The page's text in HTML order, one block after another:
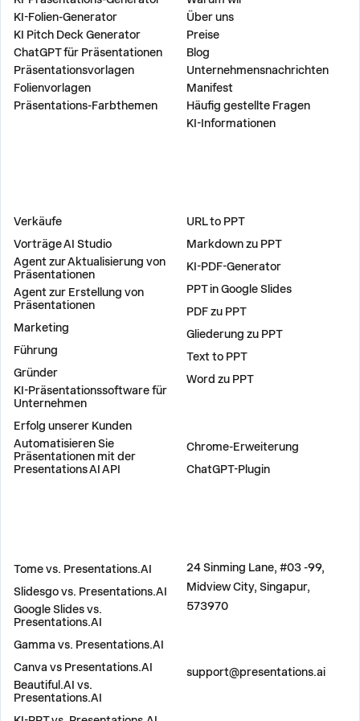
KI-Folien-Generator
KI Pitch Deck Generator
ChatGPT für Präsentationen
Präsentationsvorlagen
Folienvorlagen
Präsentations-Farbthemen
Über uns
Preise
Blog
Unternehmensnachrichten
Manifest
Häufig gestellte Fragen
KI-Informationen
Verkäufe
Vorträge AI Studio
Agent zur Aktualisierung von
Präsentationen
Agent zur Erstellung von
Präsentationen
Marketing
Führung
Gründer
KI-Präsentationssoftware für
Unternehmen
Erfolg unserer Kunden
Automatisieren Sie
Präsentationen mit der
Presentations AI API
URL to PPT
Markdown zu PPT
KI-PDF-Generator
PPT in Google Slides
PDF zu PPT
Gliederung zu PPT
Text to PPT
Word zu PPT
Chrome-Erweiterung
ChatGPT-Plugin
Tome vs. Presentations.AI
Slidesgo vs. Presentations.AI
Google Slides vs.
Presentations.AI
Gamma vs. Presentations.AI
Canva vs Presentations.AI
Beautiful.AI vs.
Presentations.AI
24 Sinming Lane, #03 -99,
Midview City, Singapur,
573970
support@presentations.ai